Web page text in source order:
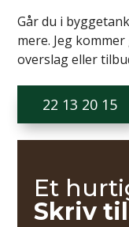
Går du i
mere. Jeg
overslag eller
22 13 20 15
Et
Skriv